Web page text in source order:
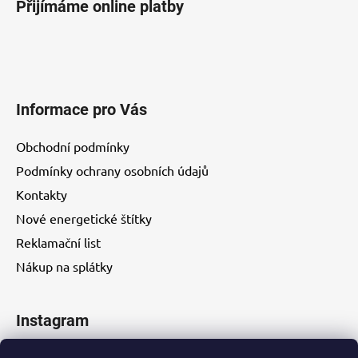
Přijímáme online platby
Informace pro Vás
Obchodní podmínky
Podmínky ochrany osobních údajů
Kontakty
Nové energetické štítky
Reklamační list
Nákup na splátky
Instagram